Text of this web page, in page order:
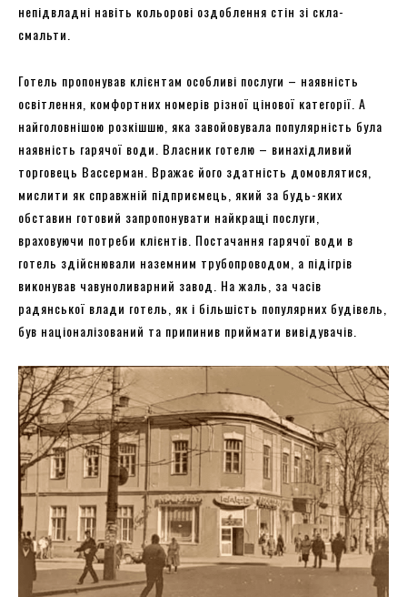
непідвладні навіть кольорові оздоблення стін зі скла-
смальти.
Готель пропонував клієнтам особливі послуги – наявність
освітлення, комфортних номерів різної цінової категорії. А
найголовнішою розкішшю, яка завойовувала популярність була
наявність гарячої води. Власник готелю – винахідливий
торговець Вассерман. Вражає його здатність домовлятися,
мислити як справжній підприємець, який за будь-яких
обставин готовий запропонувати найкращі послуги,
враховуючи потреби клієнтів. Постачання гарячої води в
готель здійснювали наземним трубопроводом, а підігрів
виконував чавуноливарний завод. На жаль, за часів
радянської влади готель, як і більшість популярних будівель,
був націоналізований та припинив приймати вивідувачів.